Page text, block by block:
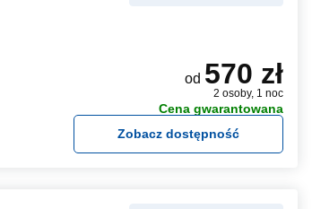
od 570 zł
2 osoby, 1 noc
Cena gwarantowana
Zobacz dostępność